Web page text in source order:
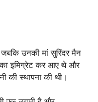
उनकी मां सुरिंदर मैन
इमिग्रेट कर आए थे और
की स्थापना की थी।